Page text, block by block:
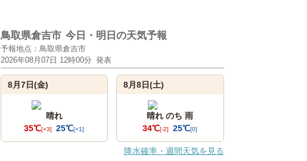
鳥取県倉吉市 今日・明日の天気予報
予報地点：鳥取県倉吉市
2026年08月07日 12時00分 発表
8月7日(金)
晴れ
35℃[+3] 25℃[+1]
8月8日(土)
晴れ のち 雨
34℃[-2] 25℃[0]
降水確率・週間天気を見る